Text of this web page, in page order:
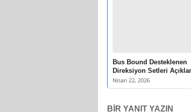
Bus Bound Desteklenen
Direksiyon Setleri
Nisan 22, 2026
BIR YANIT YAZIN